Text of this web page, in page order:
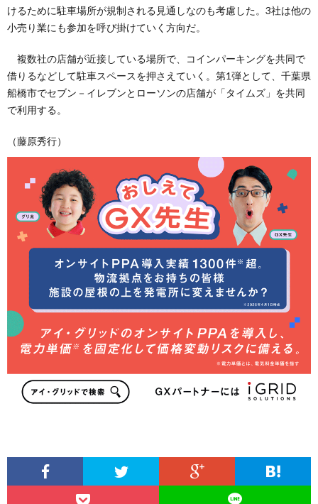
けるために駐車場所が規制される見通しなのも考慮した。3社は他の
小売り業にも参加を呼び掛けていく方向だ。
複数社の店舗が近接している場所で、コインパーキングを共同で
借りるなどして駐車スペースを押さえていく。第1弾として、千葉県
船橋市でセブン－イレブンとローソンの店舗が「タイムズ」を共同
で利用する。
（藤原秀行）